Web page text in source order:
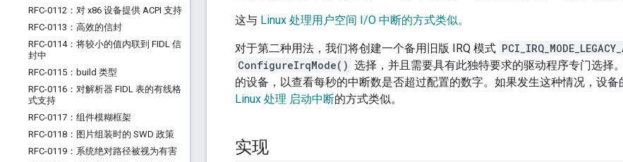
RFC-0112：对 x86 设备提供 ACPI 支持
RFC-0113：高效的信封
RFC-0114：将较小的值内联到 FIDL 信
封中
RFC-0115：build 类型
RFC-0116：对解析器 FIDL 表的有线格
式支持
RFC-0117：组件模糊框架
RFC-0118：图片组装时的 SWD 政策
RFC-0119：系统绝对路径被视为有害
这与 Linux 处理用户空间 I/O 中断的方式类似。
对于第二种用法，我们将创建一个备用旧版 IRQ 模式
ConfigureIrqMode() 选择，并且需要具有此独特要求的驱动程序专门选择
的设备，以查看每秒的中断数是否超过配置的数字。如果发生这种情况，设
Linux 处理 启动中断的方式类似。
实现